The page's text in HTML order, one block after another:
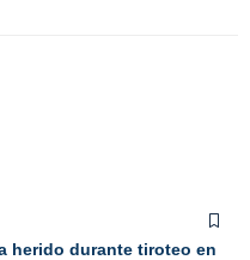
herido durante tiroteo en